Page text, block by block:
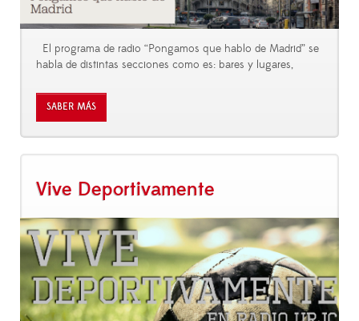
El programa de radio “Pongamos que hablo de Madrid” se
habla de distintas secciones como es: bares y lugares,
SABER MÁS
Vive Deportivamente